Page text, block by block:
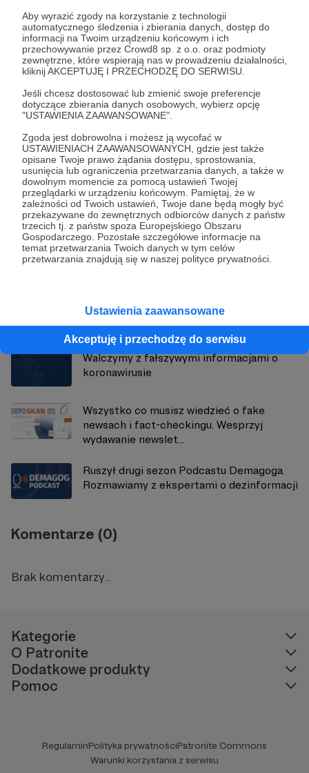
Aby wyrazić zgody na korzystanie z technologii
automatycznego śledzenia i zbierania danych, dostęp do
informacji na Twoim urządzeniu końcowym i ich
przechowywanie przez Crowd8 sp. z o.o. oraz podmioty
zewnętrzne, które wspierają nas w prowadzeniu działalności,
kliknij AKCEPTUJĘ I PRZECHODZĘ DO SERWISU.
Jeśli chcesz dostosować lub zmienić swoje preferencje
dotyczące zbierania danych osobowych, wybierz opcję
"USTAWIENIA ZAAWANSOWANE".
Zgoda jest dobrowolna i możesz ją wycofać w
USTAWIENIACH ZAAWANSOWANYCH, gdzie jest także
opisane Twoje prawo żądania dostępu, sprostowania,
usunięcia lub ograniczenia przetwarzania danych, a także w
dowolnym momencie za pomocą ustawień Twojej
przeglądarki w urządzeniu końcowym. Pamiętaj, że w
zależności od Twoich ustawień, Twoje dane będą mogły być
przekazywane do zewnętrznych odbiorców danych z państw
trzecich tj. z państw spoza Europejskiego Obszaru
Gospodarczego. Pozostałe szczegółowe informacje na
temat przetwarzania Twoich danych w tym celów
przetwarzania znajdują się w naszej polityce prywatności.
Ustawienia zaawansowane
Akceptuję i przechodzę do serwisu
Zapisz
się:https://demagog.org.pl/analizy_i_raporty/i
nfoskan-zapisz-sie-do-newslettera/
newsletter factchecking fakenews
Udostępnij
Demagog
Zobacz profil autora
Zobacz również
Walczymy z fałszywymi informacjami o
koronawirusie
Wszystko co musisz wiedzieć o fake
newsach i fact-checkingu. Wesprzyj
wydawanie newslet...
Ruszył drugi sezon Podcastu Demagoga.
Rozmawiamy z ekspertami o dezinformacji
Komentarze (0)
Brak komentarzy...
Kategorie
O Patronite
Dodatkowe produkty
Pomoc
RegulaminPolityka prywatnościPatronite Commons
Warunki korzystania z serwisu